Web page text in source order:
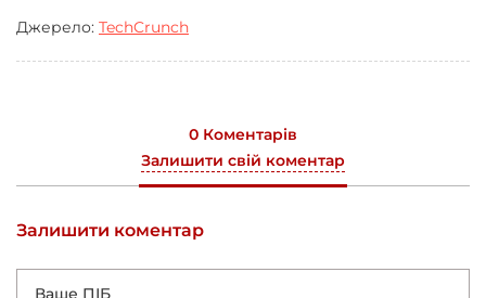
Джерело: TechCrunch
0 Коментарів
Залишити свій коментар
Залишити коментар